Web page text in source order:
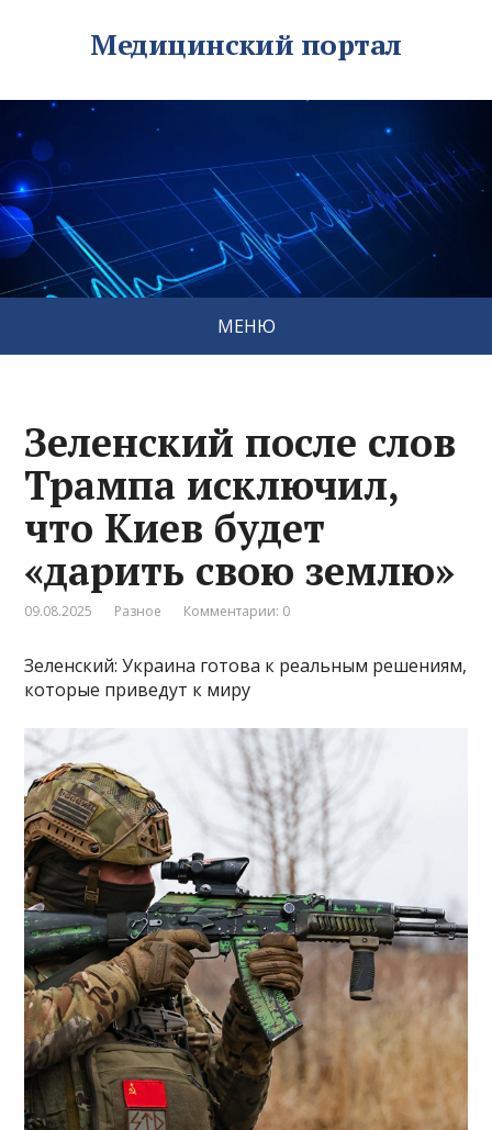
Медицинский портал
МЕНЮ
Зеленский после слов
Трампа исключил,
что Киев будет
«дарить свою землю»
09.08.2025 Разное Комментарии: 0
Зеленский: Украина готова к реальным решениям,
которые приведут к миру